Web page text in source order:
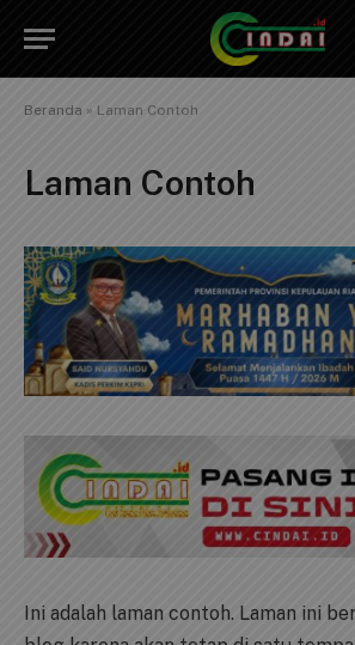
Beranda » Laman Contoh
Laman Contoh
Ini adalah laman contoh. Laman ini